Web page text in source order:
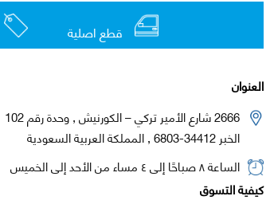
قطع اصلية
العنوان
2666 شارع الأمير تركي – الكورنيش , وحدة رقم 102
الخبر 34412-6803 , المملكة العربية السعودية
الساعة ٨ صباحًا إلى ٤ مساء من الأحد إلى الخميس
كيفية التسوق